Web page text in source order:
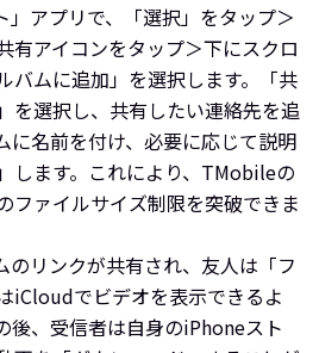
」アプリで、「選択」をタップ＞
有アイコンをタップ＞下にスクロ
バムに追加」を選択します。「共
を選択し、共有したい連絡先を追
に名前を付け、必要に応じて説明
します。これにより、TMobileの
ファイルサイズ制限を突破できま
のリンクが共有され、友人は「フ
iCloudでビデオを表示できるよ
後、受信者は自身のiPhoneスト